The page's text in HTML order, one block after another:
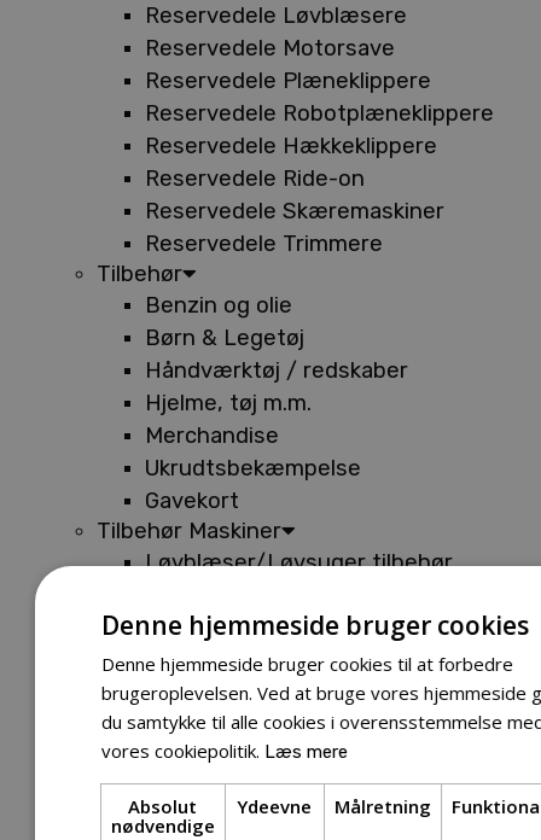
Reservedele Løvblæsere
Reservedele Motorsave
Reservedele Plæneklippere
Reservedele Robotplæneklippere
Reservedele Hækkeklippere
Reservedele Ride-on
Reservedele Skæremaskiner
Reservedele Trimmere
Tilbehør
Benzin og olie
Børn & Legetøj
Håndværktøj / redskaber
Hjelme, tøj m.m.
Merchandise
Ukrudtsbekæmpelse
Gavekort
Tilbehør Maskiner
Løvblæser/Løvsuger tilbehør
Tilbehør Buskryddere og Trimmere
Tilbehør Entreprenørudstyr
Tilbehør Havetraktor
Tilbehør Hækkeklippere
Tilbehør Motorsav
Tilbehør Kæder
Tilbehør Sværd
Denne hjemmeside bruger cookies
Denne hjemmeside bruger cookies til at forbedre
brugeroplevelsen. Ved at bruge vores hjemmeside
du samtykke til alle cookies i overensstemmelse
vores cookiepolitik. Læs mere
Absolut
nødvendige
Ydeevne Målretning